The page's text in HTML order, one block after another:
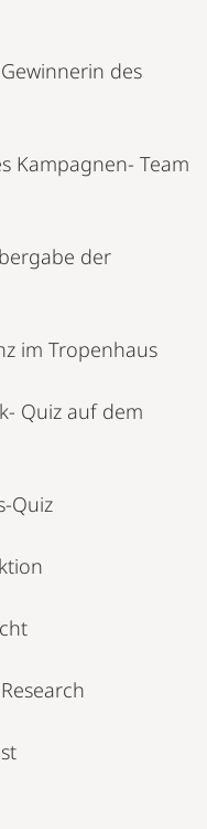
des
Kampagnen- Team
der
im Tropenhaus
Quiz auf dem
Quiz